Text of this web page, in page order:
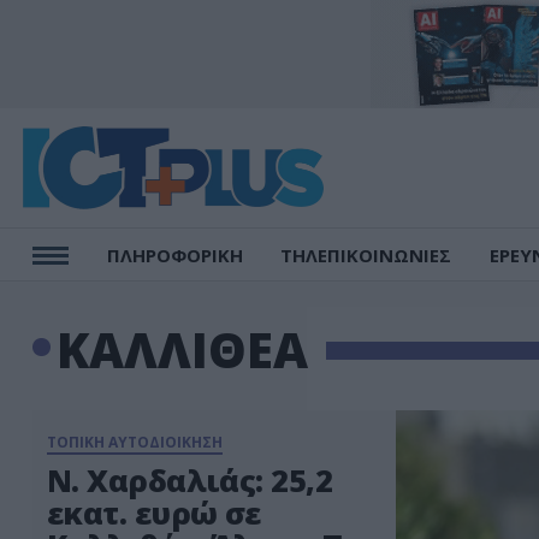
ΠΛΗΡΟΦΟΡΙΚΗ ΤΗΛΕΠΙΚΟΙΝΩΝΙΕΣ
ΚΑΛΛΙΘΕΑ
ΤΟΠΙΚΗ ΑΥΤΟΔΙΟΙΚΗΣΗ
Ν. Χαρδαλιάς: 25,2
εκατ. ευρώ σε